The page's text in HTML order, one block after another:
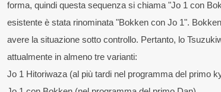
forma, quindi questa sequenza si chiama "Jo 1 con
esistente è stata rinominata "Bokken con Jo 1".
avere la situazione sotto controllo. Pertanto, lo
attualmente in almeno tre varianti:
Jo 1 Hitoriwaza (al più tardi nel programma del primo